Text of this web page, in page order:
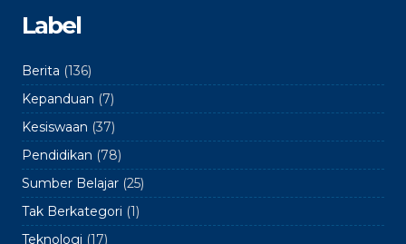
Label
Berita (136)
Kepanduan (7)
Kesiswaan (37)
Pendidikan (78)
Sumber Belajar (25)
Tak Berkategori (1)
Teknologi (17)